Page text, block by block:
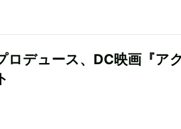
ロデュース、DC映画『ア